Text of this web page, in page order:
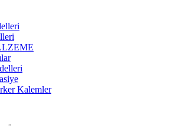
Kalemler